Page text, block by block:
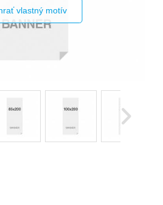
vlastný motív